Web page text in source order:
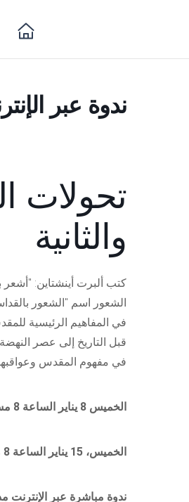
ندوة عبر
تحولات
والثانية
كتب ألبرت أينشتاين: "أشعر
الشعور اسم "الشعور
في المفاهيم الرئيسية
قبل التاريخ إلى عصر
في مفهوم المقدس وعواقبها
الخميس 8 يناير الساعة 8 مساءً – الجلسة الأولى: أسس وتطور المقدس
الخميس، 15 يناير الساعة 8 مساءً – الجلسة الثانية: اضطرابات المقدس
ندوة مباشرة عبر الإنترنت